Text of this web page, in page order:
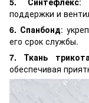
поддержки и
6. Спанбонд:
его срок службы.
7. Ткань
обеспечивая